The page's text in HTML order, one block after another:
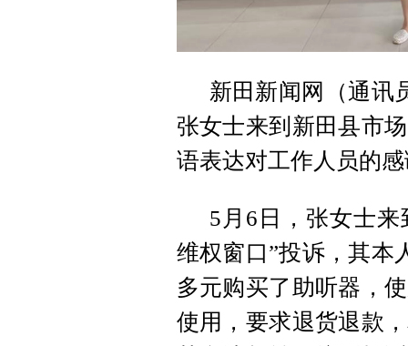
新田新闻网（通讯
张女士来到新田县市
语表达对工作人员的
5月6日，张女士来
维权窗口”投诉，其本
多元购买了助听器，
使用，要求退货退款